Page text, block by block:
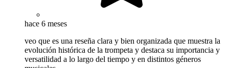
hace 6 meses
veo que es una reseña clara y bien organizada que muestra la
evolución histórica de la trompeta y destaca su importancia y
versatilidad a lo largo del tiempo y en distintos géneros